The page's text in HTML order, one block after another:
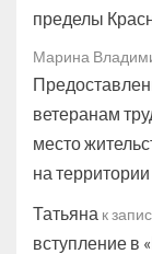
пределы
Марина
ветеранам
место
на
Татьяна к
вступление в